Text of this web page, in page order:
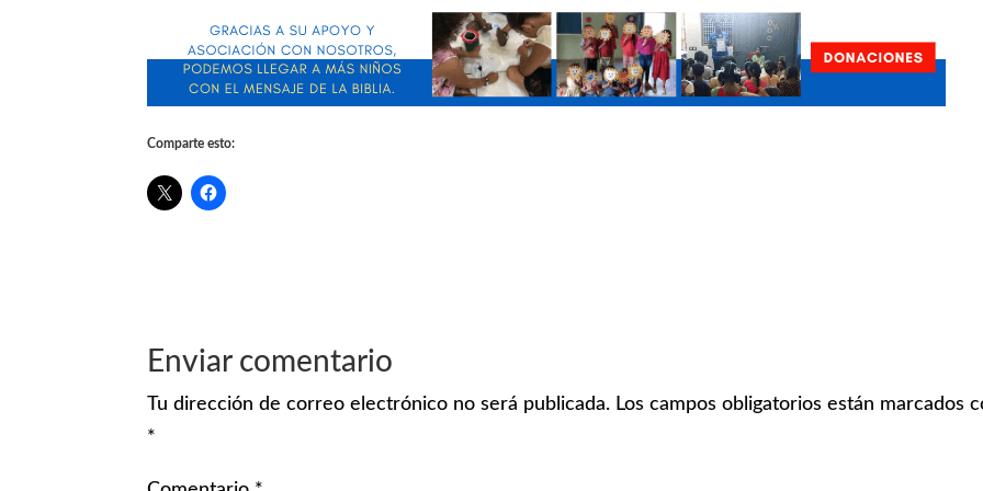
Comparte esto:
Enviar comentario
Tu dirección de correo electrónico no será publicada. Los campos obligatorios están marcados
*